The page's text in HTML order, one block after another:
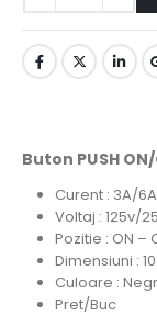
Buton PUSH
Curent : 3A/6A
Voltaj : 125v/
Pozitie : ON –
Dimensiuni :
Culoare :
Pret/Buc